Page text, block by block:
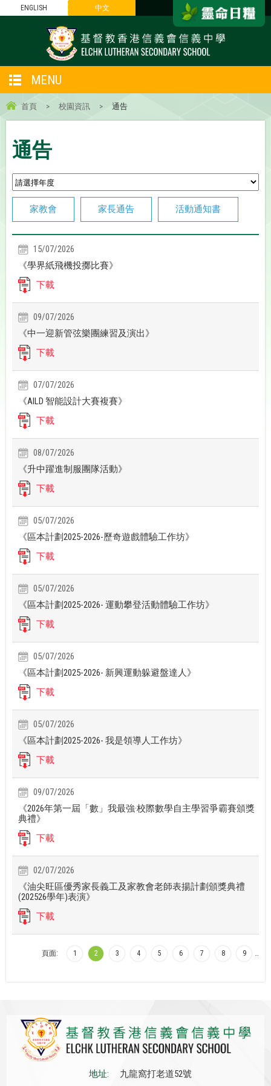
ENGLISH 中文
MENU
首頁 > 校園資訊 > 通告
通告
家教會 家長通告 活動通知書
15/07/2026
《學界紙飛機投擲比賽》
下載
09/07/2026
《中一迎新管弦樂團練習及演出》
下載
07/07/2026
《AILD 智能設計大賽複賽》
下載
08/07/2026
《升中躍進制服團隊活動》
下載
05/07/2026
《區本計劃2025-2026-歷奇遊戲體驗工作坊》
下載
05/07/2026
《區本計劃2025-2026- 運動攀登活動體驗工作坊》
下載
05/07/2026
《區本計劃2025-2026- 新興運動躲避盤達人》
下載
05/07/2026
《區本計劃2025-2026- 我是領導人工作坊》
下載
09/07/2026
《2026年第一屆「數」我最強·校際數學自主學習爭霸賽頒獎
典禮》
下載
02/07/2026
《油尖旺區優秀家長義工及家教會老師表揚計劃頒獎典禮
(202526學年)表演》
下載
頁面: 1 2 3 4 5 6 7 8 9 …
地址: 九龍窩打老道52號